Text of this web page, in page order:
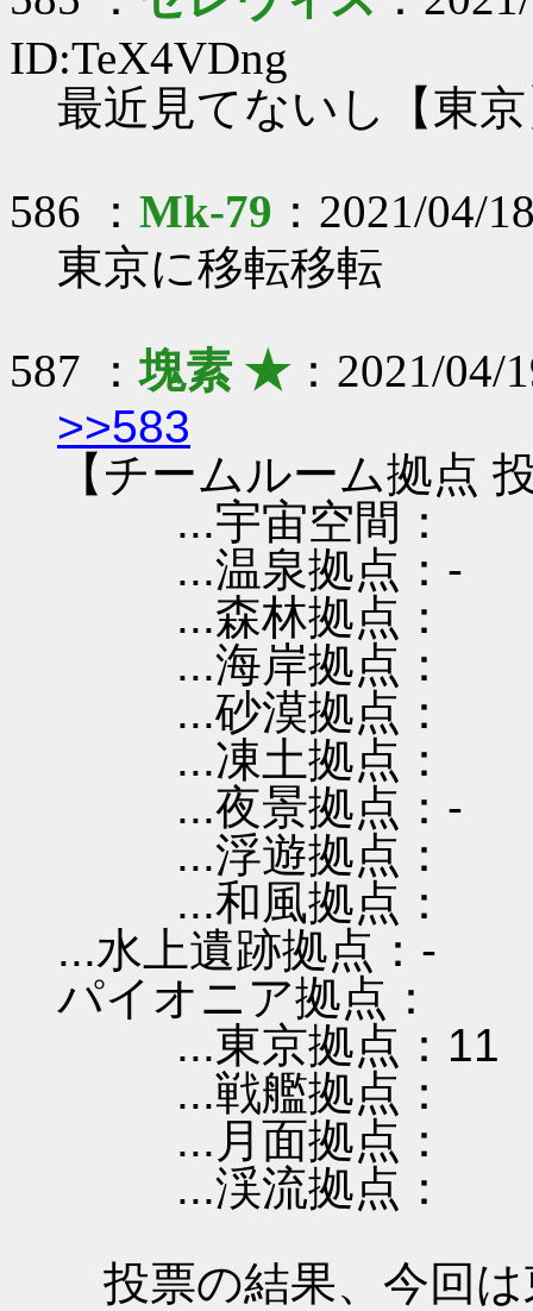
ID:TeX4VDng
最近見てないし【東
586 ： Mk-79 ：2021/04/
東京に移転移転
587 ：塊素 ★：2021/04/
>>583
【チームルーム拠点
...宇宙空間：
...温泉拠点：-
...森林拠点：
...海岸拠点：
...砂漠拠点：
...凍土拠点：
...夜景拠点：-
...浮遊拠点：
...和風拠点：
...水上遺跡拠点：-
パイオニア拠点：
...東京拠点：11
...戦艦拠点：
...月面拠点：
...渓流拠点：
投票の結果、今回